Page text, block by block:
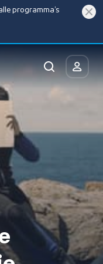
programma’s